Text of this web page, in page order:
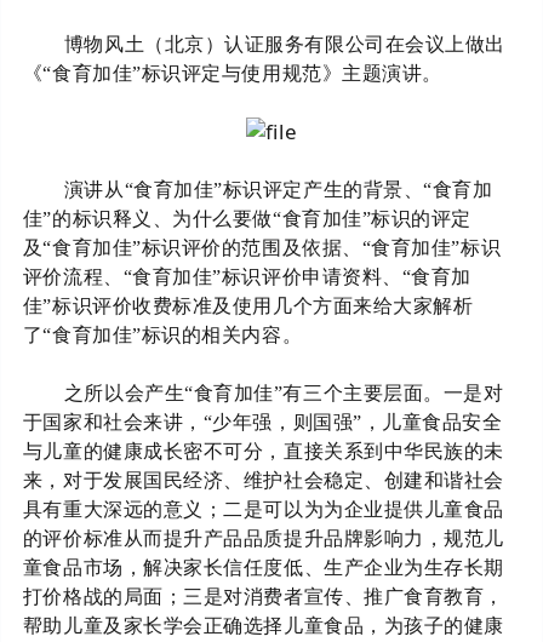
博物风土（北京）认证服务有限公司在会议上做出
《“食育加佳”标识评定与使用规范》主题演讲。
演讲从“食育加佳”标识评定产生的背景、“食育加
佳”的标识释义、为什么要做“食育加佳”标识的评定
及“食育加佳”标识评价的范围及依据、“食育加佳”标识
评价流程、“食育加佳”标识评价申请资料、“食育加
佳”标识评价收费标准及使用几个方面来给大家解析
了“食育加佳”标识的相关内容。
之所以会产生“食育加佳”有三个主要层面。一是对
于国家和社会来讲， “少年强，则国强” ，儿童食品安全
与儿童的健康成长密不可分，直接关系到中华民族的未
来，对于发展国民经济、维护社会稳定、创建和谐社会
具有重大深远的意义；二是可以为为企业提供儿童食品
的评价标准从而提升产品品质提升品牌影响力，规范儿
童食品市场，解决家长信任度低、生产企业为生存长期
打价格战的局面；三是对消费者宣传、推广食育教育，
帮助儿童及家长学会正确选择儿童食品，为孩子的健康